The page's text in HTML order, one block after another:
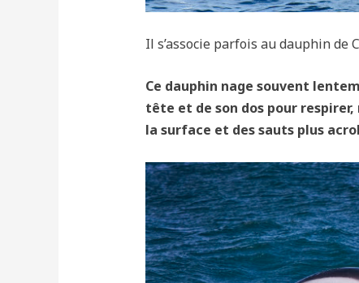
Il s’associe parfois au dauphin de
Ce dauphin nage souvent
tête et de son dos pour
la surface et des sauts plus